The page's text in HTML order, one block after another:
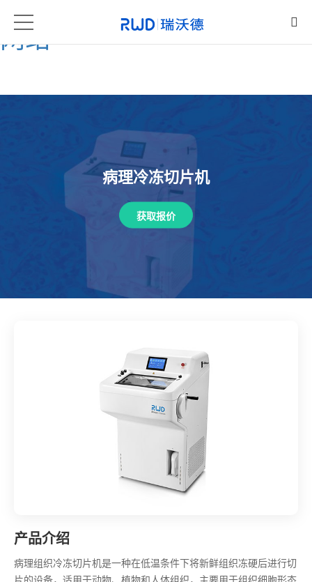
凯发一触即发·[中国区]官方
网站
病理冷冻切片机
获取报价
产品介绍
病理组织冷冻切片机是一种在低温条件下将新鲜组织冻硬后进行切
片的设备，适用于动物、植物和人体组织，主要用于组织细胞形态